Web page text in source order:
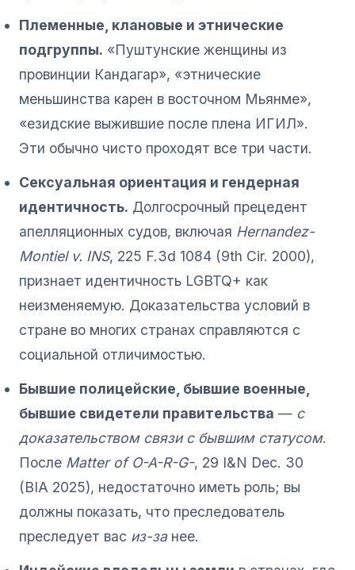
Племенные, клановые и этнические
подгруппы. «Пуштунские женщины из
провинции Кандагар», «этнические
меньшинства карен в восточном Мьянме»,
«езидские выжившие после плена ИГИЛ».
Эти обычно чисто проходят все три части.
Сексуальная ориентация и гендерная
идентичность. Долгосрочный прецедент
апелляционных судов, включая Hernandez-
Montiel v. INS, 225 F.3d 1084 (9th Cir. 2000),
признает идентичность LGBTQ+ как
неизменяемую. Доказательства условий в
стране во многих странах справляются с
социальной отличимостью.
Бывшие полицейские, бывшие военные,
бывшие свидетели правительства — с
доказательством связи с бывшим статусом.
После Matter of O-A-R-G-, 29 I&N Dec. 30
(BIA 2025), недостаточно иметь роль; вы
должны показать, что преследователь
преследует вас из-занее.